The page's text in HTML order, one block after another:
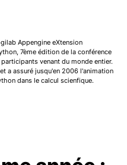
Appengine eXtension
7ème édition de la conférence
venant du monde entier.
a assuré jusqu'en 2006 l'animation
dans le calcul scienfique.